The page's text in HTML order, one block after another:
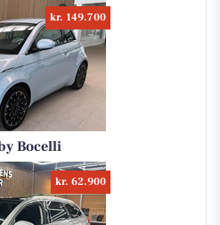
kr. 149.700
Bocelli
kr. 62.900